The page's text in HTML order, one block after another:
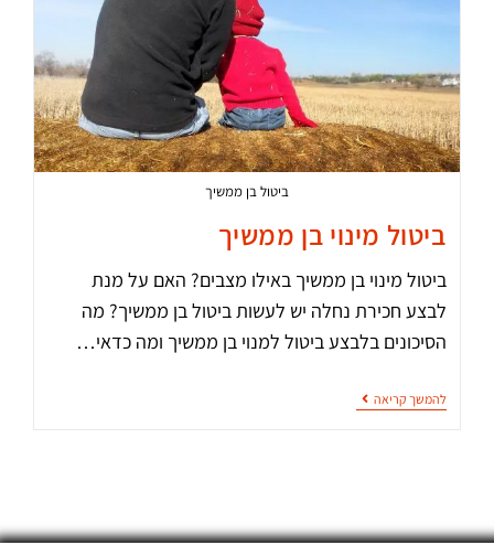
ביטול בן ממשיך
ביטול מינוי בן ממשיך
ביטול מינוי בן ממשיך באילו מצבים? האם על מנת
לבצע חכירת נחלה יש לעשות ביטול בן ממשיך? מה
הסיכונים בלבצע ביטול למנוי בן ממשיך ומה כדאי…
להמשך קריאה